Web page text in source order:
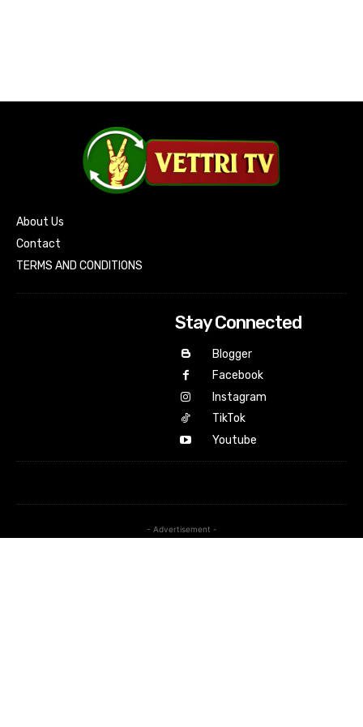
About Us
Contact
TERMS AND CONDITIONS
Stay Connected
Blogger
Facebook
Instagram
TikTok
Youtube
- Advertisement -